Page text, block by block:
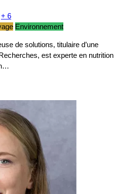
+ 6
Environnement
de solutions, titulaire d’une
est experte en nutrition